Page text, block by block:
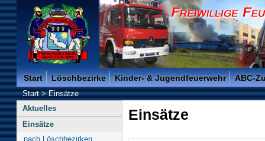
Freiwillige Feuerwehr der Kreisstadt Saarlouis -
Start Löschbezirke Kinder- & Jugendfeuerwehr ABC-
Start>Einsätze
Aktuelles
Einsätze
nach Löschbezirken
Einsätze